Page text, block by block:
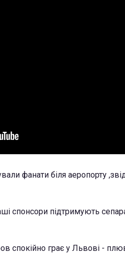
фанати біля аеропорту
спонсори підтримують
спокійно грає у Львові -